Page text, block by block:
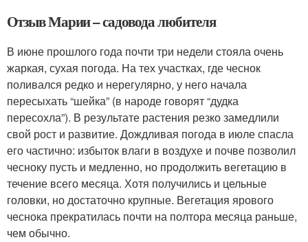
Отзыв Марии – садовода любителя
В июне прошлого года почти три недели стояла очень
жаркая, сухая погода. На тех участках, где чеснок
поливался редко и нерегулярно, у него начала
пересыхать “шейка” (в народе говорят “дудка
пересохла”). В результате растения резко замедлили
свой рост и развитие. Дождливая погода в июле спасла
его частично: избыток влаги в воздухе и почве позволил
чесноку пусть и медленно, но продолжить вегетацию в
течение всего месяца. Хотя получились и цельные
головки, но достаточно крупные. Вегетация ярового
чеснока прекратилась почти на полтора месяца раньше,
чем обычно.